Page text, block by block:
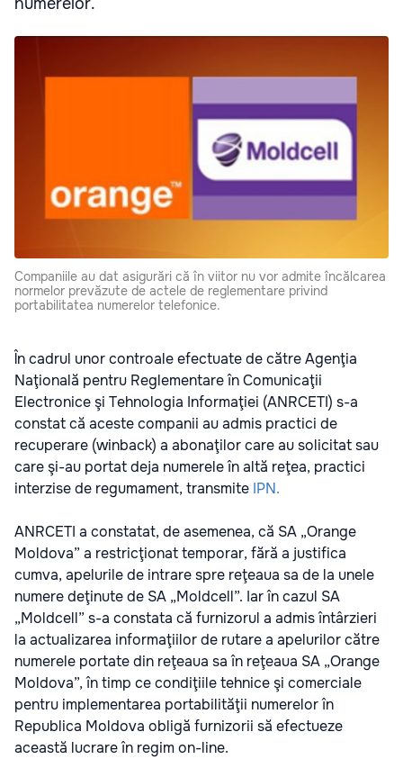
Companiile au dat asigurări că în viitor nu vor admite încălcarea
normelor prevăzute de actele de reglementare privind
portabilitatea numerelor telefonice.
În cadrul unor controale efectuate de către Agenţia
Naţională pentru Reglementare în Comunicaţii
Electronice şi Tehnologia Informaţiei (ANRCETI) s-a
constat că aceste companii au admis practici de
recuperare (winback) a abonaţilor care au solicitat sau
care şi-au portat deja numerele în altă reţea, practici
interzise de regumament, transmite IPN.
ANRCETI a constatat, de asemenea, că SA „Orange
Moldova” a restricţionat temporar, fără a justifica
cumva, apelurile de intrare spre reţeaua sa de la unele
numere deţinute de SA „Moldcell”. Iar în cazul SA
„Moldcell” s-a constata că furnizorul a admis întârzieri
la actualizarea informaţiilor de rutare a apelurilor către
numerele portate din reţeaua sa în reţeaua SA „Orange
Moldova”, în timp ce condiţiile tehnice şi comerciale
pentru implementarea portabilităţii numerelor în
Republica Moldova obligă furnizorii să efectueze
această lucrare în regim on-line.